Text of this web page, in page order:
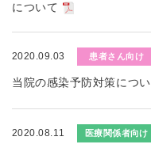
について
2020.09.03 患者さん向け
当院の感染予防対策につ
2020.08.11 医療関係者向け